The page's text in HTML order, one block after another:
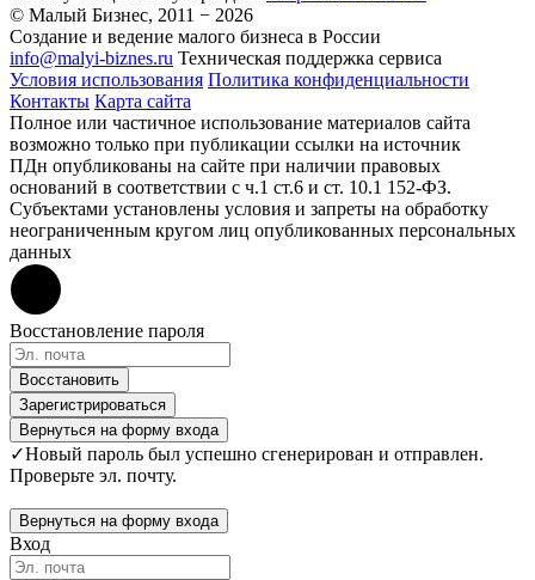
© Малый Бизнес, 2011 − 2026
Создание и ведение малого бизнеса в России
info@malyi-biznes.ru Техническая поддержка сервиса
Условия использования Политика конфиденциальности
Контакты Карта сайта
Полное или частичное использование материалов сайта
возможно только при публикации ссылки на источник
ПДн опубликованы на сайте при наличии правовых
оснований в соответствии с ч.1 ст.6 и ст. 10.1 152-ФЗ.
Субъектами установлены условия и запреты на обработку
неограниченным кругом лиц опубликованных персональных
данных
Восстановление пароля
Восстановить
Зарегистрироваться
Вернуться на форму входа
✓Новый пароль был успешно сгенерирован и отправлен.
Проверьте эл. почту.
Вернуться на форму входа
Вход